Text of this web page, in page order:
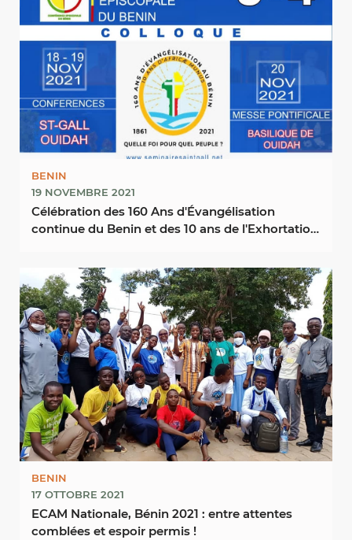
BENIN
19 NOVEMBRE 2021
Célébration des 160 Ans d'Évangélisation
continue du Benin et des 10 ans de l'Exhortation
BENIN
17 OTTOBRE 2021
ECAM Nationale, Bénin 2021 : entre attentes
comblées et espoir permis !